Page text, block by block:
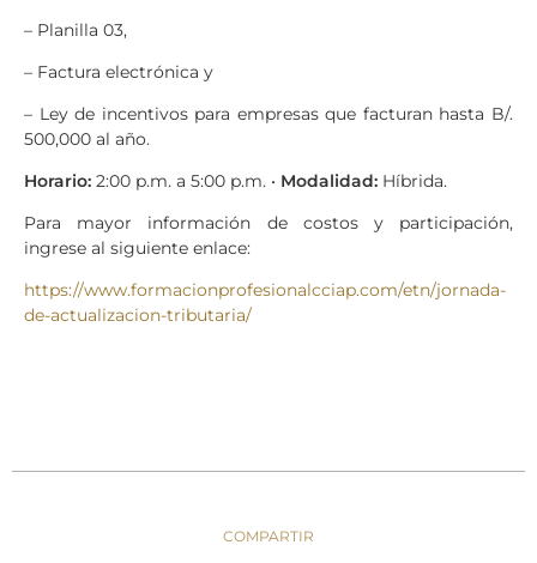
– Planilla 03,
– Factura electrónica y
– Ley de incentivos para empresas que facturan hasta B/.
500,000 al año.
Horario: 2:00 p.m. a 5:00 p.m. • Modalidad: Híbrida.
Para mayor información de costos y participación,
ingrese al siguiente enlace:
https://www.formacionprofesionalcciap.com/etn/jornada-
de-actualizacion-tributaria/
COMPARTIR